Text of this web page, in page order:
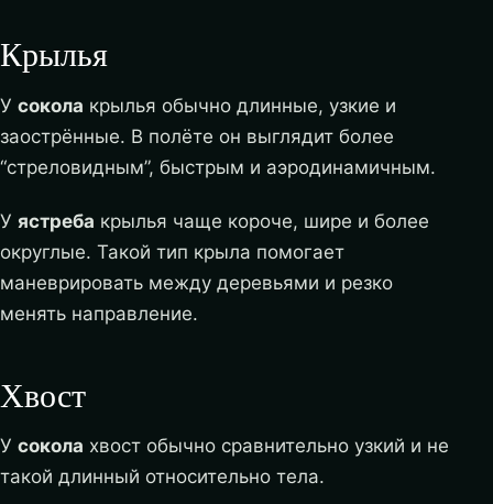
Крылья
У сокола крылья обычно длинные, узкие и
заострённые. В полёте он выглядит более
“стреловидным”, быстрым и аэродинамичным.
У ястреба крылья чаще короче, шире и более
округлые. Такой тип крыла помогает
маневрировать между деревьями и резко
менять направление.
Хвост
У сокола хвост обычно сравнительно узкий и не
такой длинный относительно тела.